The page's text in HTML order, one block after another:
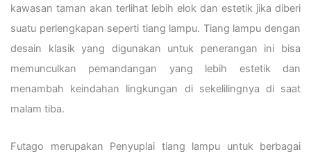
kawasan taman akan terlihat lebih elok dan estetik jika diberi
suatu perlengkapan seperti tiang lampu. Tiang lampu dengan
desain klasik yang digunakan untuk penerangan ini bisa
memunculkan pemandangan yang lebih estetik dan
menambah keindahan lingkungan di sekelilingnya di saat
malam tiba.
Futago merupakan Penyuplai tiang lampu untuk berbagai